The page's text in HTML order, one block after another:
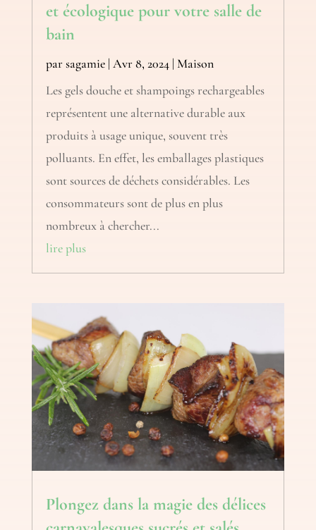
et écologique pour votre salle de
bain
parsagamie| Avr 8, 2024| Maison
Les gels douche et shampoings rechargeables
représentent une alternative durable aux
produits à usage unique, souvent très
polluants. En effet, les emballages plastiques
sont sources de déchets considérables. Les
consommateurs sont de plus en plus
nombreux à chercher...
lire plus
Plongez dans la magie des délices